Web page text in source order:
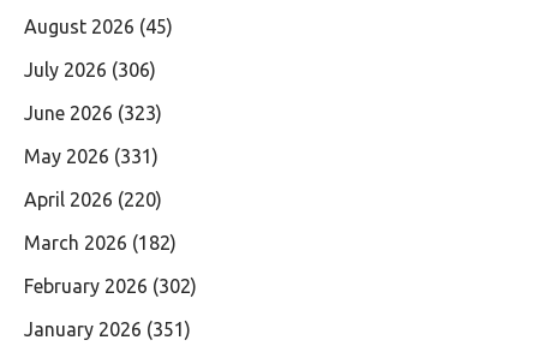
August 2026 (45)
July 2026 (306)
June 2026 (323)
May 2026 (331)
April 2026 (220)
March 2026 (182)
February 2026 (302)
January 2026 (351)